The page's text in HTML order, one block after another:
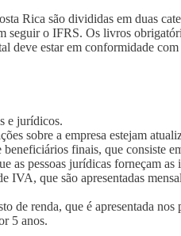
Rica são divididas em duas
seguir o IFRS. Os livros
deve estar em conformidade
e jurídicos.
sobre a empresa estejam
finais, que consiste
as pessoas jurídicas forneçam
IVA, que são apresentadas
de renda, que é apresentada
5 anos.